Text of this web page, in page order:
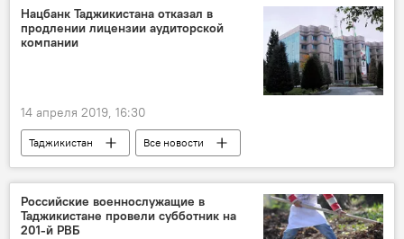
Таджикистан
Нацбанк Таджикистана отказал в
продлении лицензии аудиторской
компании
14 апреля 2019, 16:30
Таджикистан
Все новости
Экономика
Нацбанк Таджикистана
Российские военнослужащие в
Таджикистане провели субботник на
201-й РВБ